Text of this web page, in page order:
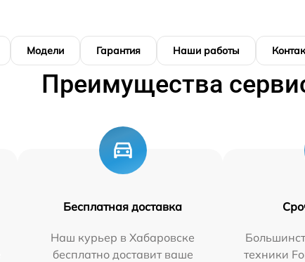
Модели Гарантия Наши работы
Преимущества
Бесплатная доставка
Наш курьер в Хабаровске
бесплатно доставит ваше
техники